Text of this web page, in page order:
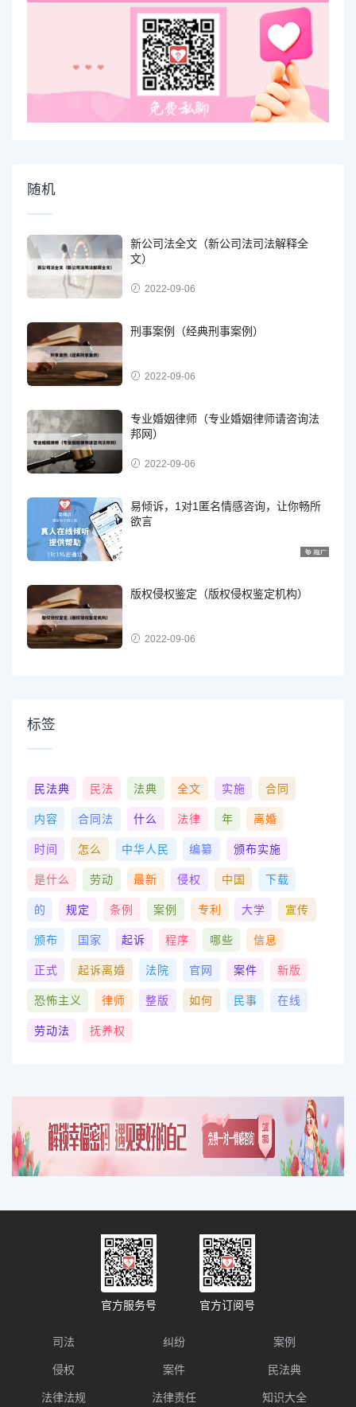
随机
新公司法全文（新公司法司法解释全
文）
2022-09-06
刑事案例（经典刑事案例）
2022-09-06
专业婚姻律师（专业婚姻律师请咨询法
邦网）
2022-09-06
易倾诉，1对1匿名情感咨询，让你畅所
欲言
版权侵权鉴定（版权侵权鉴定机构）
2022-09-06
标签
民法典 民法 法典 全文 实施 合同
内容 合同法 什么 法律 年 离婚
时间 怎么 中华人民 编纂 颁布实施
是什么 劳动 最新 侵权 中国 下载
的 规定 条例 案例 专利 大学 宣传
颁布 国家 起诉 程序 哪些 信息
正式 起诉离婚 法院 官网 案件 新版
恐怖主义 律师 整版 如何 民事 在线
劳动法 抚养权
官方服务号 官方订阅号
司法 纠纷 案例
侵权 案件 民法典
法律法规 法律责任 知识大全